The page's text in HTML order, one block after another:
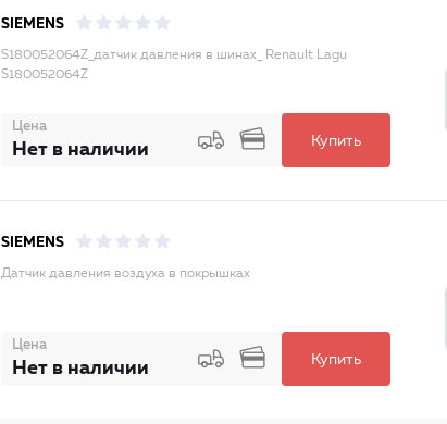
SIEMENS
S180052064Z_датчик давления в шинах_ Renault Lagu
S180052064Z
Цена
Нет в наличии Купить
SIEMENS
Датчик давления воздуха в покрышках
Цена
Нет в наличии Купить